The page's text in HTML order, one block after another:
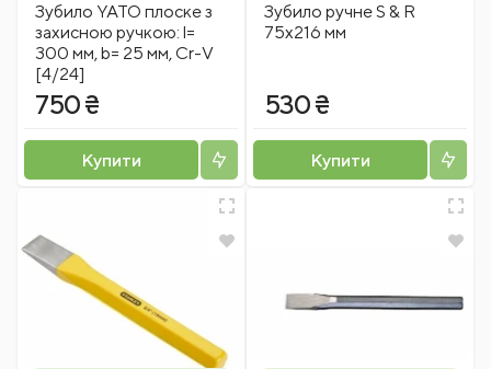
Зубило YATO плоске з
захисною ручкою: l=
300 мм, b= 25 мм, Cr-V
[4/24]
750 ₴
Купити
Зубило ручне S & R
75x216 мм
530 ₴
Купити